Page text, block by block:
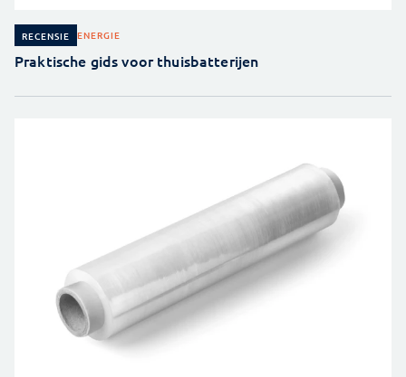
RECENSIE ENERGIE
Praktische gids voor thuisbatterijen